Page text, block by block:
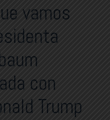
vamos
con
Trump